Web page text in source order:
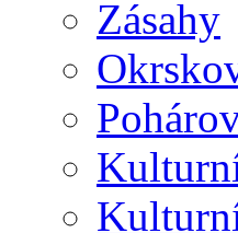
Zásahy